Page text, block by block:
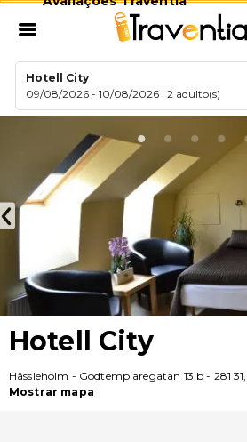
Hotell City
09/08/2026 -10/08/2026 |2 adulto(s)
Hotell City
Hässleholm - Godtemplaregatan 13 b - 281 31,
Mostrar mapa